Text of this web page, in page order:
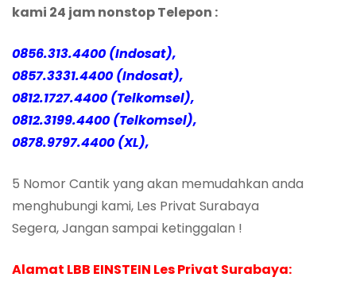
kami 24 jam nonstop Telepon :
0856.313.4400 (Indosat),
0857.3331.4400 (Indosat),
0812.1727.4400 (Telkomsel),
0812.3199.4400 (Telkomsel),
0878.9797.4400 (XL),
5 Nomor Cantik yang akan memudahkan anda
menghubungi kami, Les Privat Surabaya
Segera, Jangan sampai ketinggalan !
Alamat LBB EINSTEIN Les Privat Surabaya: